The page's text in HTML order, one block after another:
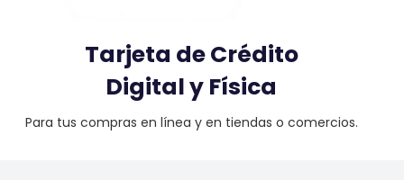
Tarjeta de Crédito
Digital y Física
Para tus compras en línea y en tiendas o comercios.